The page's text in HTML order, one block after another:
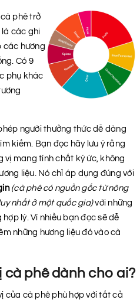
phê trở
là các ghi
các hương
Có 9
phụ khác
người thưởng thức dễ dàng
kiếm. Bạn đọc hãy lưu ý rằng
vị mang tính chất ký ức, không
liệu. Nó chỉ áp dụng đúng với
(cà phê có nguồn gốc từ nông
nhất ở một quốc gia)với những
lý. Vì nhiều bạn đọc sẽ dễ
những hương liệu đó vào cà
cà phê dành cho ai?
của cà phê phù hợp với tất cả